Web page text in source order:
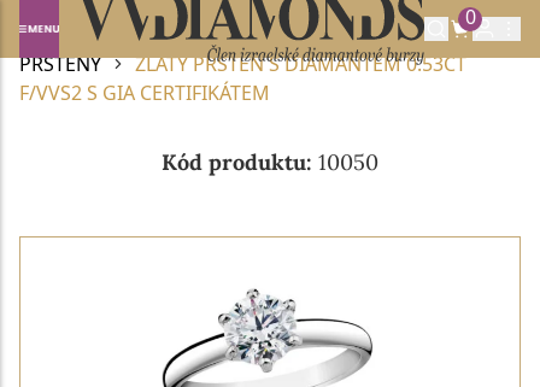
0
Domů DIAMANTOVÉ ŠPERKY
DIAMANTOVÉ
PRSTENY
ZLATÝ PRSTEN S DIAMANTEM 0.53CT
F/VVS2 S GIA CERTIFIKÁTEM
Kód produktu: 10050